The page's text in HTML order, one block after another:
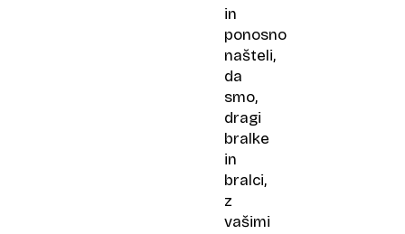
in
ponosno
našteli,
da
smo,
dragi
bralke
in
bralci,
z
vašimi